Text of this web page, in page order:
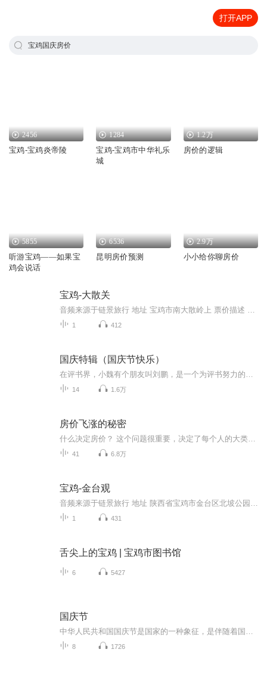
打开APP
宝鸡国庆房价
2456
宝鸡-宝鸡炎帝陵
1284
宝鸡-宝鸡市中华礼乐
城
1.2万
房价的逻辑
5855
听游宝鸡——如果宝
鸡会说话
6536
昆明房价预测
2.9万
小小给你聊房价
宝鸡-大散关
1 412
国庆特辑（国庆节快乐）
14 1.6万
房价飞涨的秘密
41 6.8万
宝鸡-金台观
1 431
舌尖上的宝鸡 | 宝鸡市图书馆
6 5427
国庆节
8 1726